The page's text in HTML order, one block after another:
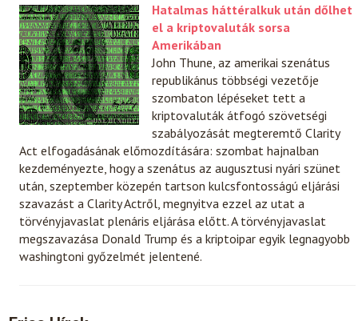
Hatalmas háttéralkuk után dőlhet
el a kriptovaluták sorsa
Amerikában
John Thune, az amerikai szenátus
republikánus többségi vezetője
szombaton lépéseket tett a
kriptovaluták átfogó szövetségi
szabályozását megteremtő Clarity
Act elfogadásának előmozdítására: szombat hajnalban
kezdeményezte, hogy a szenátus az augusztusi nyári szünet
után, szeptember közepén tartson kulcsfontosságú eljárási
szavazást a Clarity Actről, megnyitva ezzel az utat a
törvényjavaslat plenáris eljárása előtt. A törvényjavaslat
megszavazása Donald Trump és a kriptoipar egyik legnagyobb
washingtoni győzelmét jelentené.